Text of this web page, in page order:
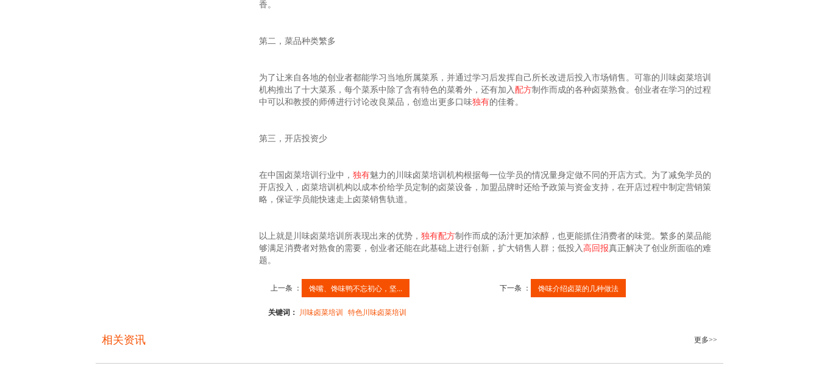
香。
第二，菜品种类繁多
为了让来自各地的创业者都能学习当地所属菜系，并通过学习后发挥自己所长改进后投入市场销售。可靠的川味卤菜培训
机构推出了十大菜系，每个菜系中除了含有特色的菜肴外，还有加入 配方制作而成的各种卤菜熟食。创业者在学习的过程
中可以和教授的师傅进行讨论改良菜品，创造出更多口味独有的佳肴。
第三，开店投资少
在中国卤菜培训行业中， 独有魅力的川味卤菜培训机构根据每一位学员的情况量身定做不同的开店方式。为了减免学员的
开店投入，卤菜培训机构以成本价给学员定制的卤菜设备，加盟品牌时还给予政策与资金支持，在开店过程中制定营销策
略，保证学员能快速走上卤菜销售轨道。
以上就是川味卤菜培训所表现出来的优势， 独有配方制作而成的汤汁更加浓醇，也更能抓住消费者的味觉。繁多的菜品能
够满足消费者对熟食的需要，创业者还能在此基础上进行创新，扩大销售人群；低投入高回报真正解决了创业所面临的难
题。
上一条 ： 馋嘴、馋味鸭不忘初心，坚... 下一条 ： 馋味介绍卤菜的几种做法
关键词： 川味卤菜培训 特色川味卤菜培训
相关资讯 更多>>